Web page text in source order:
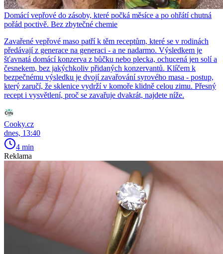
Domácí vepřové do zásoby, které počká měsíce a po ohřátí chutná
pořád poctivě. Bez zbytečné chemie
Zavařené vepřové maso patří k těm receptům, které se v rodinách
předávají z generace na generaci - a ne nadarmo. Výsledkem je
šťavnatá domácí konzerva z bůčku nebo plecka, ochucená jen solí a
česnekem, bez jakýchkoliv přidaných konzervantů. Klíčem k
bezpečnému výsledku je dvojí zavařování syrového masa - postup,
který zaručí, že sklenice vydrží v komoře klidně celou zimu. Přesný
recept i vysvětlení, proč se zavařuje dvakrát, najdete níže.
Cooky.cz
dnes, 13:40
4 min
Reklama